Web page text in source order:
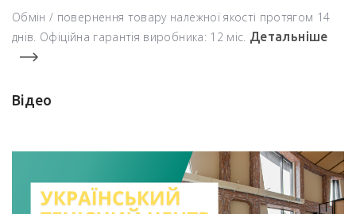
Обмін / повернення товару належної якості протягом 14
днів. Офіційна гарантія виробника: 12 міс. Детальніше
Відео